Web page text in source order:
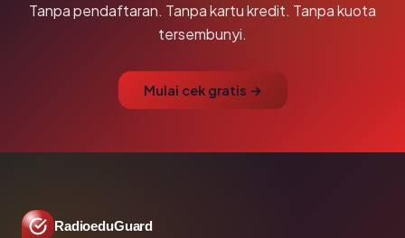
Tanpa pendaftaran. Tanpa kartu kredit. Tanpa kuota
tersembunyi.
Mulai cek gratis →
RadioeduGuard